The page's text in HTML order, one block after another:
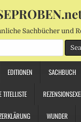
Sachbücher und
EDITIONEN SACHBUCH
WUNDER